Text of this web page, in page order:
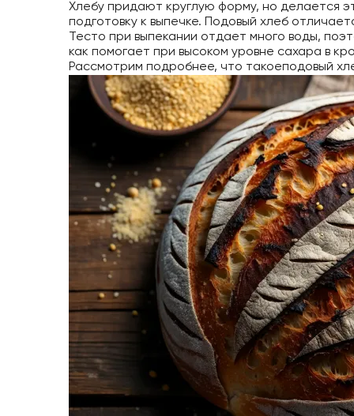
Хлебу придают круглую форму, но делается
подготовку к выпечке. Подовый хлеб
Тесто при выпекании отдает много воды,
как помогает при высоком уровне сахара в
Рассмотрим подробнее, что такоеподовый